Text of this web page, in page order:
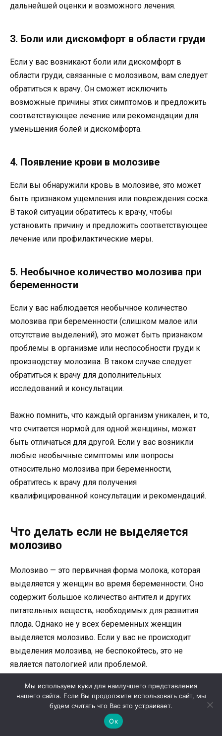
дальнейшей оценки и возможного лечения.
3. Боли или дискомфорт в области груди
Если у вас возникают боли или дискомфорт в
области груди, связанные с молозивом, вам следует
обратиться к врачу. Он сможет исключить
возможные причины этих симптомов и предложить
соответствующее лечение или рекомендации для
уменьшения болей и дискомфорта.
4. Появление крови в молозиве
Если вы обнаружили кровь в молозиве, это может
быть признаком ущемления или повреждения соска.
В такой ситуации обратитесь к врачу, чтобы
установить причину и предложить соответствующее
лечение или профилактические меры.
5. Необычное количество молозива при
беременности
Если у вас наблюдается необычное количество
молозива при беременности (слишком малое или
отсутствие выделений), это может быть признаком
проблемы в организме или неспособности груди к
производству молозива. В таком случае следует
обратиться к врачу для дополнительных
исследований и консультации.
Важно помнить, что каждый организм уникален, и то,
что считается нормой для одной женщины, может
быть отличаться для другой. Если у вас возникли
любые необычные симптомы или вопросы
относительно молозива при беременности,
обратитесь к врачу для получения
квалифицированной консультации и рекомендаций.
Что делать если не выделяется
молозиво
Молозиво — это первичная форма молока, которая
выделяется у женщин во время беременности. Оно
содержит большое количество антител и других
питательных веществ, необходимых для развития
плода. Однако не у всех беременных женщин
выделяется молозиво. Если у вас не происходит
выделения молозива, не беспокойтесь, это не
является патологией или проблемой.
Если вы хотите стимулировать выделение молозива,
вы можете попробовать следующие рекомендации:
Мы используем куки для наилучшего представления
нашего сайта. Если Вы продолжите использовать сайт, мы
будем считать что Вас это устраивает.
Ок